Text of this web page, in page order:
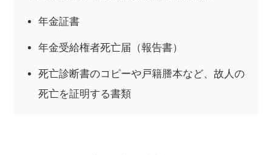
年金証書
年金受給権者死亡届（報告書）
死亡診断書のコピーや戸籍謄本など、故人の
死亡を証明する書類